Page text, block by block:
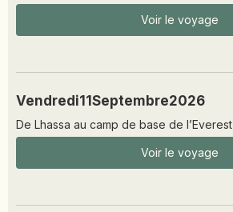
Voir le voyage
Vendredi11 Septembre2026
De Lhassa au camp de base de l’Everest
Voir le voyage